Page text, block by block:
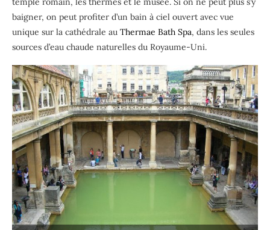
baigner, on peut profiter d’un bain à ciel ouvert avec vue
unique sur la cathédrale au Thermae Bath Spa, dans les seules
sources d’eau chaude naturelles du Royaume-Uni.